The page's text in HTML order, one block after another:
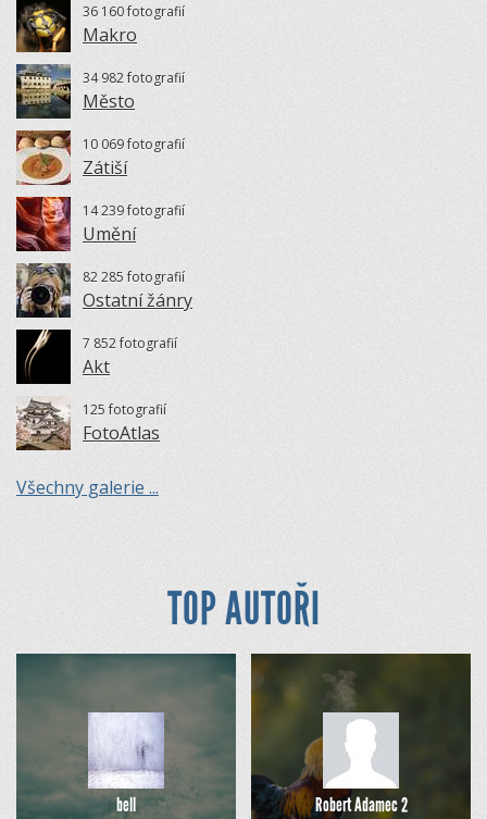
36 160 fotografií
Makro
34 982 fotografií
Město
10 069 fotografií
Zátiší
14 239 fotografií
Umění
82 285 fotografií
Ostatní žánry
7 852 fotografií
Akt
125 fotografií
FotoAtlas
Všechny galerie ...
TOP AUTOŘI
bell Robert Adamec 2